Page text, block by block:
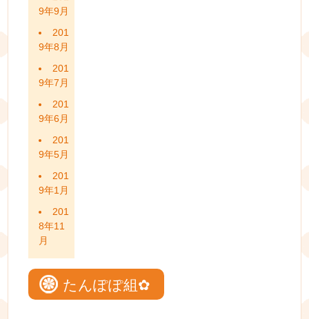
9年9月
201
9年8月
201
9年7月
201
9年6月
201
9年5月
201
9年1月
201
8年11
月
たんぽぽ組✿